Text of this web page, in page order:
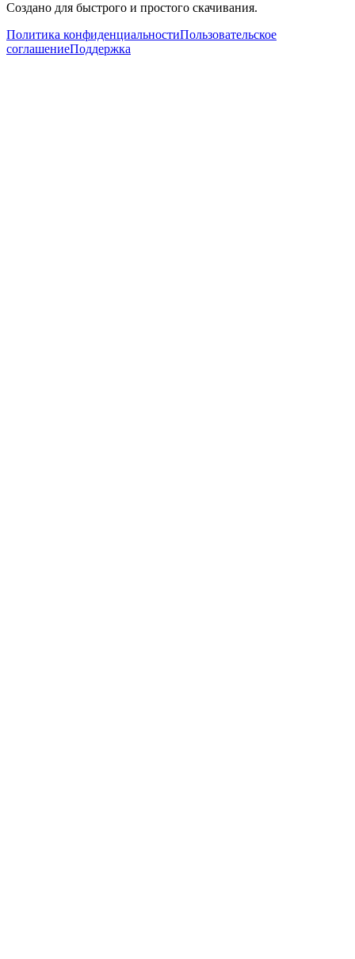
Создано для быстрого и простого скачивания.
Политика конфиденциальностиПользовательское
соглашениеПоддержка